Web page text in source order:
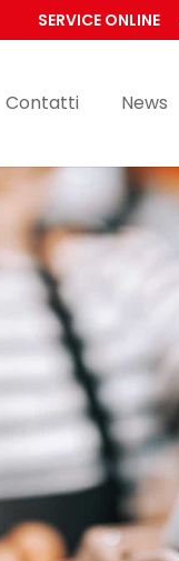
SERVICE ONLINE
Contatti News